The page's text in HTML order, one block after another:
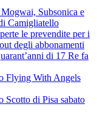
Subsonica e
Camigliatello
le prevendite per i
degli abbonamenti
di 17 Re fa
Flying With Angels
Scotto di Pisa sabato